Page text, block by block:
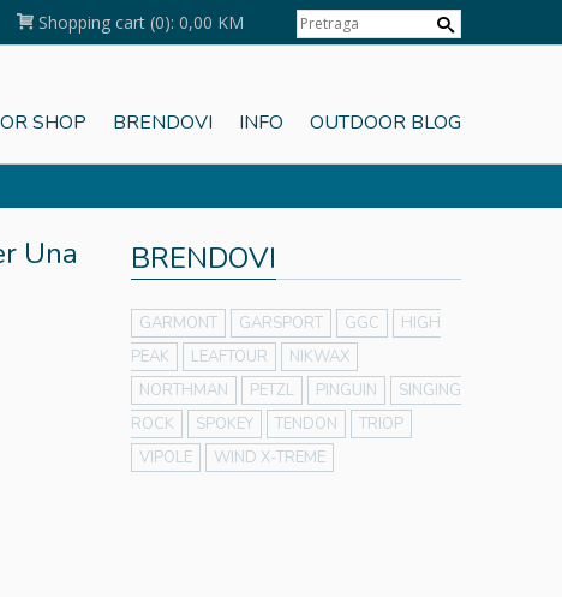
Shopping cart (0): 0,00 KM
SHOP BRENDOVI INFO OUTDOOR BLOG
Una
BRENDOVI
GARMONT GARSPORT GGC
HIGH
PEAK
LEAFTOUR
NIKWAX
NORTHMAN
PETZL PINGUIN
SINGING
ROCK
SPOKEY TENDON
TRIOP
VIPOLE
WIND X-TREME